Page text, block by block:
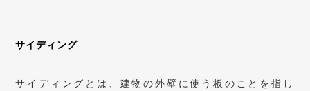
サイディング
サイディングとは、建物の外壁に使う板のことを指し